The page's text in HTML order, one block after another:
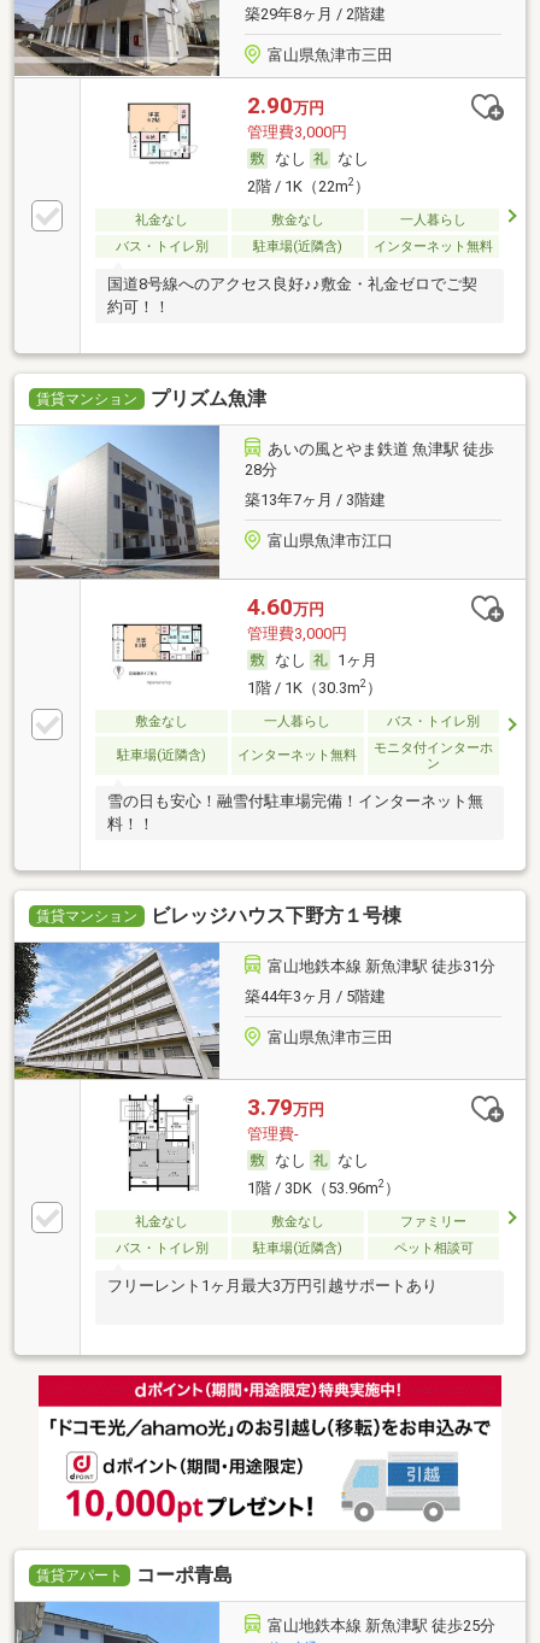
築29年8ヶ月 / 2階建
富山県魚津市三田
2.90万円
管理費3,000円
なし
なし
2階 / 1K（22m2）
礼金なし 敷金なし
一人暮らし
バス・トイレ別
駐車場(近隣含) インターネット無料
国道8号線へのアクセス良好♪♪敷金・礼金ゼロでご契
約可！！
賃貸マンション プリズム魚津
あいの風とやま鉄道 魚津駅 徒歩
28分
築13年7ヶ月 / 3階建
富山県魚津市江口
4.60万円
管理費3,000円
なし
1ヶ月
1階 / 1K（30.3m2）
敷金なし 一人暮らし バス・トイレ別
駐車場(近隣含) インターネット無料
モニタ付インターホ
ン
雪の日も安心！融雪付駐車場完備！インターネット無
料！！
賃貸マンション ビレッジハウス下野方１号棟
富山地鉄本線 新魚津駅 徒歩31分
築44年3ヶ月 / 5階建
富山県魚津市三田
3.79万円
管理費-
なし
なし
1階 / 3DK（53.96m2）
礼金なし 敷金なし
ファミリー
バス・トイレ別
駐車場(近隣含) ペット相談可
フリーレント1ヶ月最大3万円引越サポートあり
賃貸アパート コーポ青島
富山地鉄本線 新魚津駅 徒歩25分